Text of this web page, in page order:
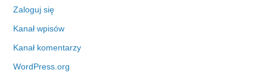
Zaloguj się
Kanał wpisów
Kanał komentarzy
WordPress.org